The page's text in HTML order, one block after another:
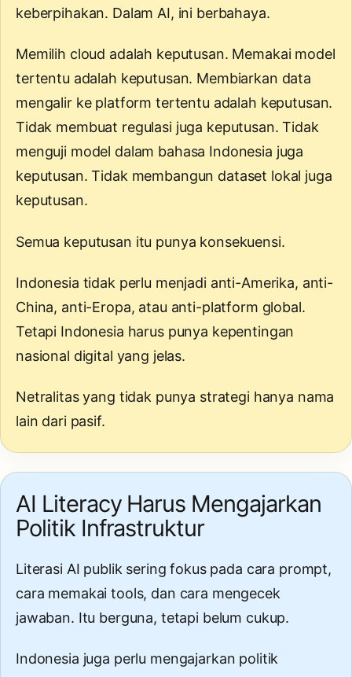
keberpihakan. Dalam AI, ini berbahaya.
Memilih cloud adalah keputusan. Memakai model
tertentu adalah keputusan. Membiarkan data
mengalir ke platform tertentu adalah keputusan.
Tidak membuat regulasi juga keputusan. Tidak
menguji model dalam bahasa Indonesia juga
keputusan. Tidak membangun dataset lokal juga
keputusan.
Semua keputusan itu punya konsekuensi.
Indonesia tidak perlu menjadi anti-Amerika, anti-
China, anti-Eropa, atau anti-platform global.
Tetapi Indonesia harus punya kepentingan
nasional digital yang jelas.
Netralitas yang tidak punya strategi hanya nama
lain dari pasif.
AI Literacy Harus Mengajarkan
Politik Infrastruktur
Literasi AI publik sering fokus pada cara prompt,
cara memakai tools, dan cara mengecek
jawaban. Itu berguna, tetapi belum cukup.
Indonesia juga perlu mengajarkan politik